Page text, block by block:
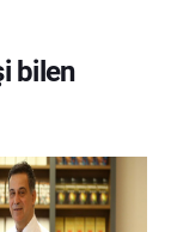
bilen